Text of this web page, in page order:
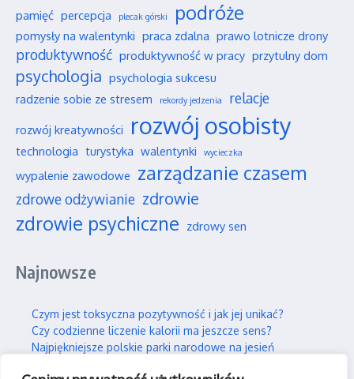
pamięć percepcja plecak górski podróże
pomysły na walentynki praca zdalna prawo lotnicze drony
produktywność produktywność w pracy przytulny dom
psychologia psychologia sukcesu
radzenie sobie ze stresem
rekordy jedzenia relacje
rozwój kreatywności rozwój osobisty
technologia turystyka walentynki wycieczka
wypalenie zawodowe zarządzanie czasem
zdrowe odżywianie zdrowie
zdrowie psychiczne zdrowy sen
Najnowsze
Czym jest toksyczna pozytywność i jak jej unikać?
Czy codzienne liczenie kalorii ma jeszcze sens?
Najpiękniejsze polskie parki narodowe na jesień